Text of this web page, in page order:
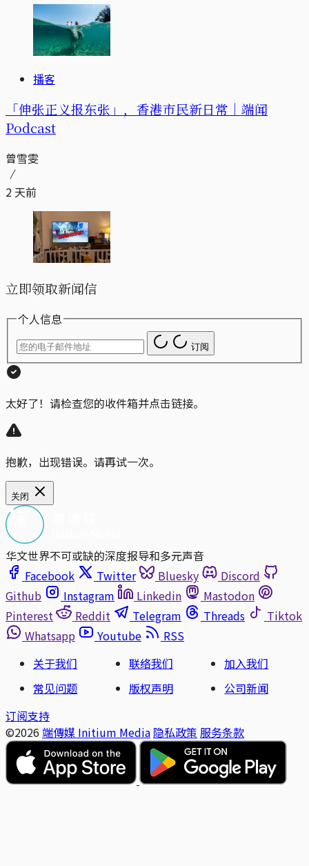
播客
「伸张正义报东张」，香港市民新日常｜端闻
Podcast
曾雪雯
2 天前
立即领取新闻信
个人信息
订阅
太好了！请检查您的收件箱并点击链接。
抱歉，出现错误。请再试一次。
关闭
华文世界不可或缺的深度报导和多元声音
Facebook
Twitter Bluesky
Discord
Github
Instagram Linkedin
Mastodon
Pinterest
Reddit Telegram Threads
Tiktok
Whatsapp
Youtube
RSS
关于我们
联络我们
加入我们
常见问题
版权声明
公司新闻
订阅支持
©2026 端傳媒 Initium Media 隐私政策 服务条款